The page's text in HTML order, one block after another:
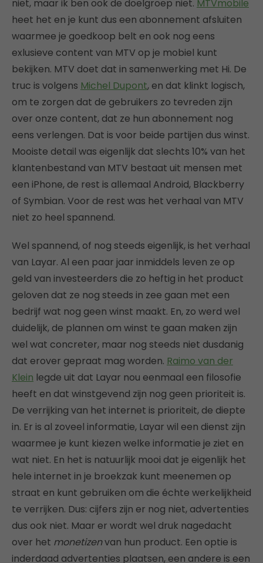
niet, maar ik ben ook de doelgroep niet. MTVmobile
heet het en je kunt dus een abonnement afsluiten
waarmee je goedkoop belt en ook nog eens
exlusieve content van MTV op je mobiel kunt
bekijken. MTV doet dat in samenwerking met Hi. De
truc is volgens Michel Dupont, en dat klinkt logisch,
om te zorgen dat de gebruikers zo tevreden zijn
over onze content, dat ze hun abonnement nog
eens verlengen. Dat is voor beide partijen dus winst.
Mooiste detail was eigenlijk dat slechts 10% van het
klantenbestand van MTV bestaat uit mensen met
een iPhone, de rest is allemaal Android, Blackberry
of Symbian. Voor de rest was het verhaal van MTV
niet zo heel spannend.
Wel spannend, of nog steeds eigenlijk, is het verhaal
van Layar. Al een paar jaar inmiddels leven ze op
geld van investeerders die zo heftig in het product
geloven dat ze nog steeds in zee gaan met een
bedrijf wat nog geen winst maakt. En, zo werd wel
duidelijk, de plannen om winst te gaan maken zijn
wel wat concreter, maar nog steeds niet dusdanig
dat erover gepraat mag worden. Raimo van der
Klein legde uit dat Layar nou eenmaal een filosofie
heeft en dat winstgevend zijn nog geen prioriteit is.
De verrijking van het internet is prioriteit, de diepte
in. Er is al zoveel informatie, Layar wil een dienst zijn
waarmee je kunt kiezen welke informatie je ziet en
wat niet. En het is natuurlijk mooi dat je eigenlijk het
hele internet in je broekzak kunt meenemen op
straat en kunt gebruiken om die échte werkelijkheid
te verrijken. Dus: cijfers zijn er nog niet, advertenties
dus ook niet. Maar er wordt wel druk nagedacht
over het monetizenvan hun product. Een optie is
inderdaad advertenties plaatsen, een andere is een